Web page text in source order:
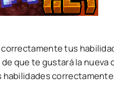
tus
que te gustará la nueva